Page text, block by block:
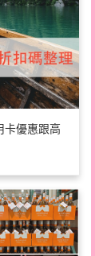
卡優惠跟高